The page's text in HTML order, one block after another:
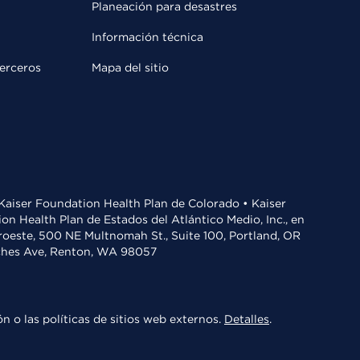
Planeación para desastres
Información técnica
Mapa del sitio
Foundation Health Plan de Colorado • Kaiser
Health Plan de Estados del Atlántico Medio, Inc., en
500 NE Multnomah St., Suite 100, Portland, OR
Ave, Renton, WA 98057
o las políticas de sitios web externos. Detalles.